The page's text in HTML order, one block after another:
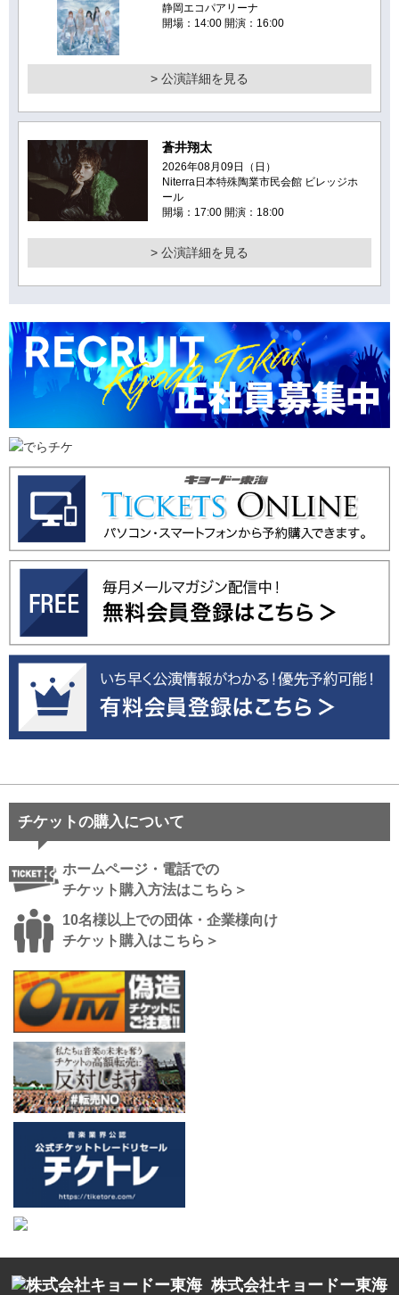
静岡エコパアリーナ
開場：14:00 開演：16:00
> 公演詳細を見る
蒼井翔太
2026年08月09日（日）
Niterra日本特殊陶業市民会館 ビレッジホ
ール
開場：17:00 開演：18:00
> 公演詳細を見る
チケットの購入について
ホームページ・電話での
チケット購入方法はこちら＞
10名様以上での団体・企業様向け
チケット購入はこちら＞
株式会社キョードー東海